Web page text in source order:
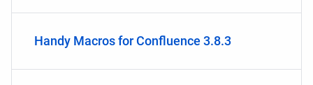
Handy Macros for Confluence 3.8.3